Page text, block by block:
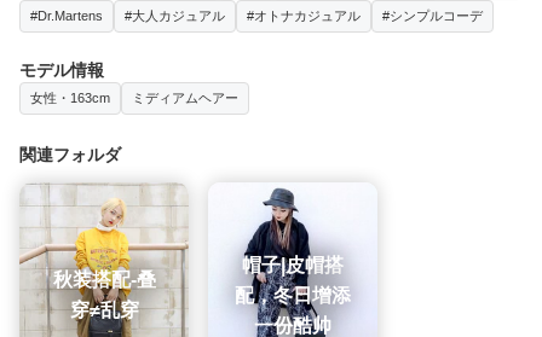
#Dr.Martens #大人カジュアル #オトナカジュアル #シンプルコーデ
モデル情報
女性・163cm ミディアムヘアー
関連フォルダ
秋装搭配-叠
穿≠乱穿
帽子|皮帽搭
配，冬日增添
一份酷帅